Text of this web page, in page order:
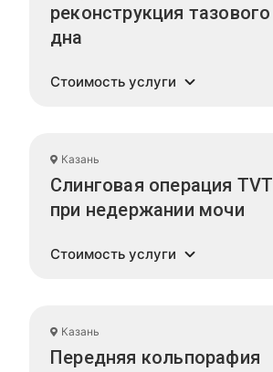
реконструкция тазового
дна
Стоимость услуги
Казань
Слинговая операция TVT
при недержании мочи
Стоимость услуги
Казань
Передняя кольпорафия